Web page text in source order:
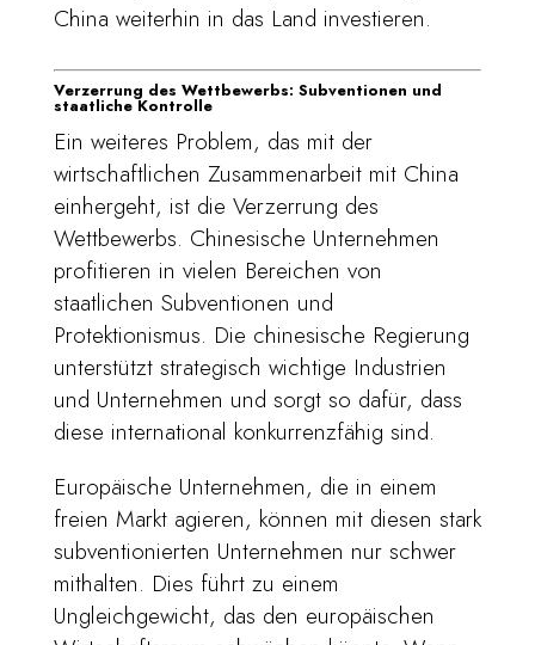
China weiterhin in das Land investieren.
Verzerrung des Wettbewerbs: Subventionen und
staatliche Kontrolle
Ein weiteres Problem, das mit der
wirtschaftlichen Zusammenarbeit mit China
einhergeht, ist die Verzerrung des
Wettbewerbs. Chinesische Unternehmen
profitieren in vielen Bereichen von
staatlichen Subventionen und
Protektionismus. Die chinesische Regierung
unterstützt strategisch wichtige Industrien
und Unternehmen und sorgt so dafür, dass
diese international konkurrenzfähig sind.
Europäische Unternehmen, die in einem
freien Markt agieren, können mit diesen stark
subventionierten Unternehmen nur schwer
mithalten. Dies führt zu einem
Ungleichgewicht, das den europäischen